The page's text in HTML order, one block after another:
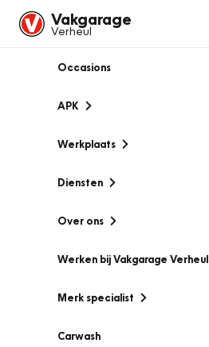
Vakgarage
Verheul
Occasions
APK
Werkplaats
Diensten
Over ons
Werken bij Vakgarage Verheul
Merk specialist
Carwash